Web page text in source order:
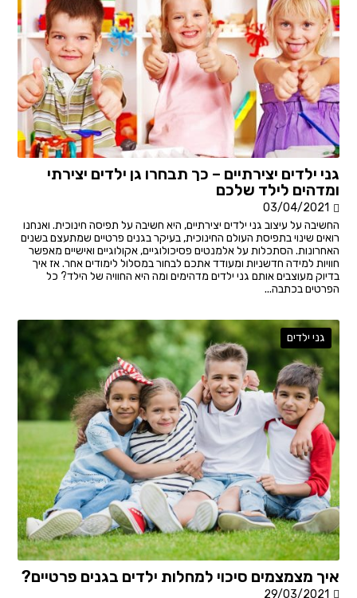
גני ילדים יצירתיים – כך תבחרו גן ילדים יצירתי
ומדהים לילד שלכם
03/04/2021
החשיבה על עיצוב גני ילדים יצירתיים, היא חשיבה על תפיסה חינוכית. ואנחנו
רואים שינוי בתפיסת העולם החינוכית, בעיקר בגנים פרטיים שמתעצם בשנים
האחרונות. הסתכלות על אלמנטים פסיכולוגיים, אקולוגיים ואישיים מאפשר
חוויות למידה חדשניות ומעודד אתכם לבחור במסלול לימודים אחר. אז איך
בדיוק מעוצבים אותם גני ילדים מדהימים ומה היא החוויה של הילד? כל
הפרטים בכתבה...
גני ילדים
איך מצמצמים סיכוי למחלות ילדים בגנים פרטיים?
29/03/2021